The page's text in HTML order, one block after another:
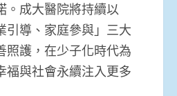
。成大醫院將持續以
引導、家庭參與」三大
照護，在少子化時代為
福與社會永續注入更多